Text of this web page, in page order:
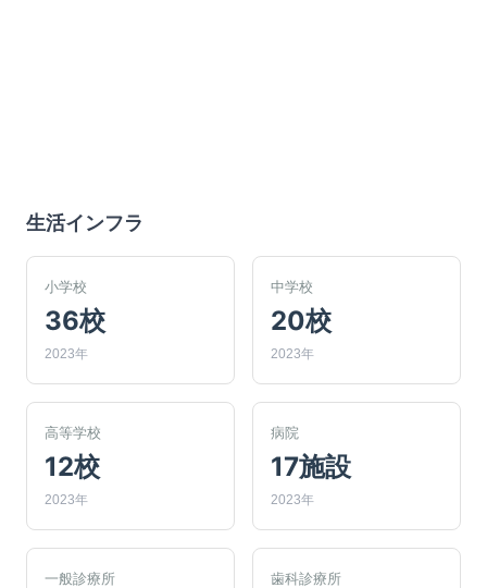
生活インフラ
小学校
36校
2023年
中学校
20校
2023年
高等学校
12校
2023年
病院
17施設
2023年
一般診療所 歯科診療所